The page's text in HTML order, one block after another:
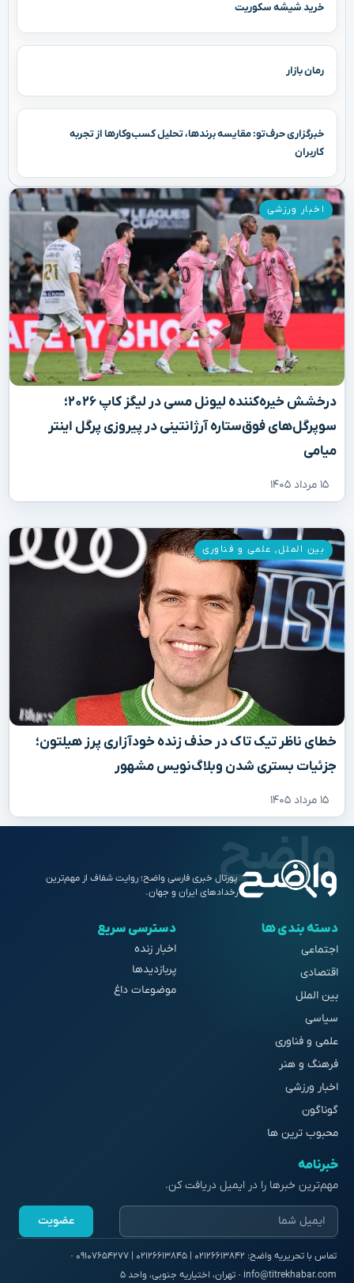
خرید شیشه سکوریت
رمان بازار
خبرگزاری حرف‌تو: مقایسه برندها، تحلیل کسب‌وکارها از تجربه
کاربران
درخشش خیره‌کننده لیونل مسی در لیگز کاپ ۲۰۲۶؛
سوپرگل‌های فوق‌ستاره آرژانتینی در پیروزی پرگل اینتر
میامی
۱۵ مرداد ۱۴۰۵
اخبار ورزشی
خطای ناظر تیک تاک در حذف زنده خودآزاری پرز هیلتون؛
جزئیات بستری شدن وبلاگ‌نویس مشهور
۱۵ مرداد ۱۴۰۵
بین الملل, علمی و فناوری
پورتال خبری فارسی واضح؛ روایت شفاف از مهم‌ترین
رخدادهای ایران و جهان.
دسته بندی ها
اجتماعی
اقتصادی
بین الملل
سیاسی
علمی و فناوری
فرهنگ و هنر
اخبار ورزشی
گوناگون
محبوب ترین ها
دسترسی سریع
اخبار زنده
پربازدیدها
موضوعات داغ
خبرنامه
مهم‌ترین خبرها را در ایمیل دریافت کن.
عضویت